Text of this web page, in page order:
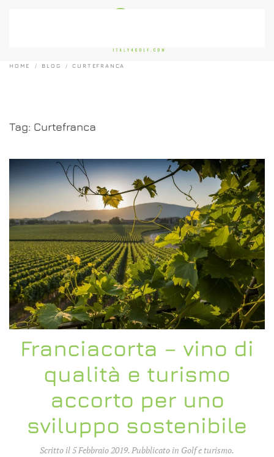
HOME BLOG CURTEFRANCA
Tag: Curtefranca
Franciacorta – vino di
qualità e turismo
accorto per uno
sviluppo sostenibile
Scritto il5 Febbraio 2019. Pubblicato in Golf e turismo.